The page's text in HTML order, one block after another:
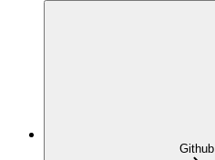
Github